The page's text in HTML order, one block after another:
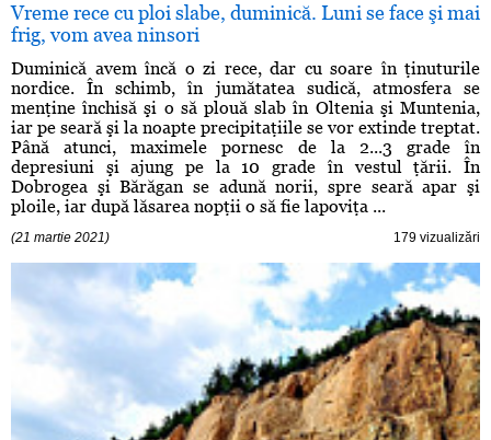
Vreme rece cu ploi slabe, duminică. Luni se face şi mai
frig, vom avea ninsori
Duminică avem încă o zi rece, dar cu soare în ţinuturile
nordice. În schimb, în jumătatea sudică, atmosfera se
menţine închisă şi o să plouă slab în Oltenia şi Muntenia,
iar pe seară şi la noapte precipitaţiile se vor extinde treptat.
Până atunci, maximele pornesc de la 2...3 grade în
depresiuni şi ajung pe la 10 grade în vestul ţării. În
Dobrogea şi Bărăgan se adună norii, spre seară apar şi
ploile, iar după lăsarea nopţii o să fie lapoviţa ...
(21 martie 2021) 179 vizualizări